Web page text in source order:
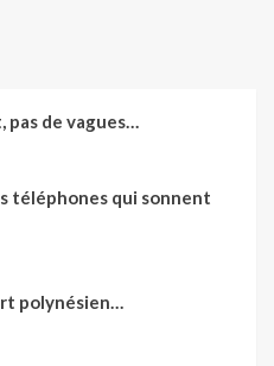
pas de vagues…
téléphones qui sonnent
polynésien…